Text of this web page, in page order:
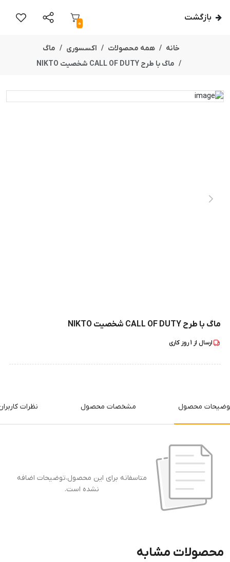
بازگشت
0
خانه همه محصولات اکسسوری
ماگ
ماگ با طرح CALL OF DUTY شخصیت NIKTO
ماگ با طرح CALL OF DUTY شخصیت NIKTO
ارسال از 1روز کاری
محصول مشخصات محصول نظرات
متاسفانه برای این محصول،توضیحات اضافه
نشده است.
محصولات مشابه